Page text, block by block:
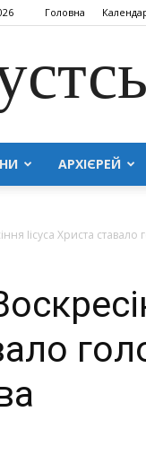
Головна
АРХІЄРЕЙ
Іісуса Христа